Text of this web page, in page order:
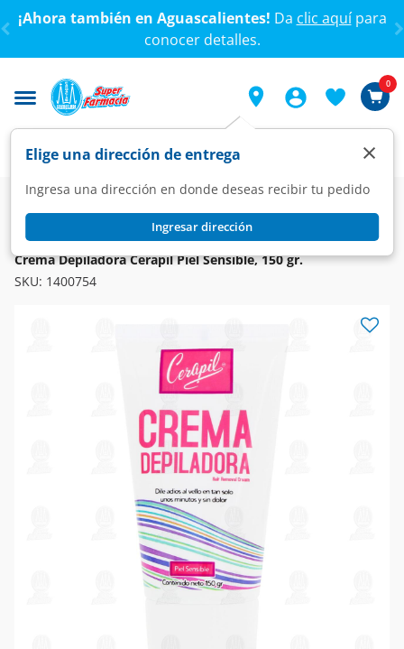
< div class="carousel-inner">
¡Ahora también en Aguascalientes! Da clic aquípara
conocer detalles.
Elige una dirección de entrega
Ingresa una dirección en donde deseas recibir tu pedido
Ingresar dirección
×
0
Super Higiene y Belleza
Afeitado
Cremas para Afeitar y Depilar
CERAPIL
Crema Depiladora Cerapil Piel Sensible, 150 gr.
SKU: 1400754